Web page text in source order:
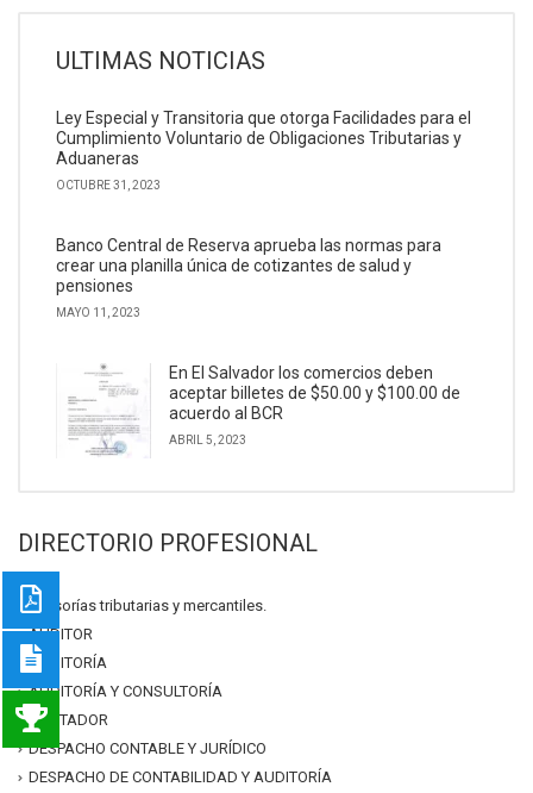
ULTIMAS NOTICIAS
Ley Especial y Transitoria que otorga Facilidades para el
Cumplimiento Voluntario de Obligaciones Tributarias y
Aduaneras
OCTUBRE 31, 2023
Banco Central de Reserva aprueba las normas para
crear una planilla única de cotizantes de salud y
pensiones
MAYO 11, 2023
En El Salvador los comercios deben
aceptar billetes de $50.00 y $100.00 de
acuerdo al BCR
ABRIL 5, 2023
DIRECTORIO PROFESIONAL
asesorías tributarias y mercantiles.
AUDITOR
AUDITORÍA
AUDITORÍA Y CONSULTORÍA
CONTADOR
DESPACHO CONTABLE Y JURÍDICO
DESPACHO DE CONTABILIDAD Y AUDITORÍA